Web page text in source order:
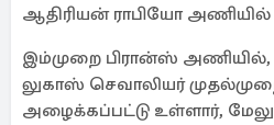
ஆதிரியன் ராபியோ அணியில்
இம்முறை பிரான்ஸ்
லுகாஸ் செவாலியர்
அழைக்கப்பட்டு உள்ளார்,